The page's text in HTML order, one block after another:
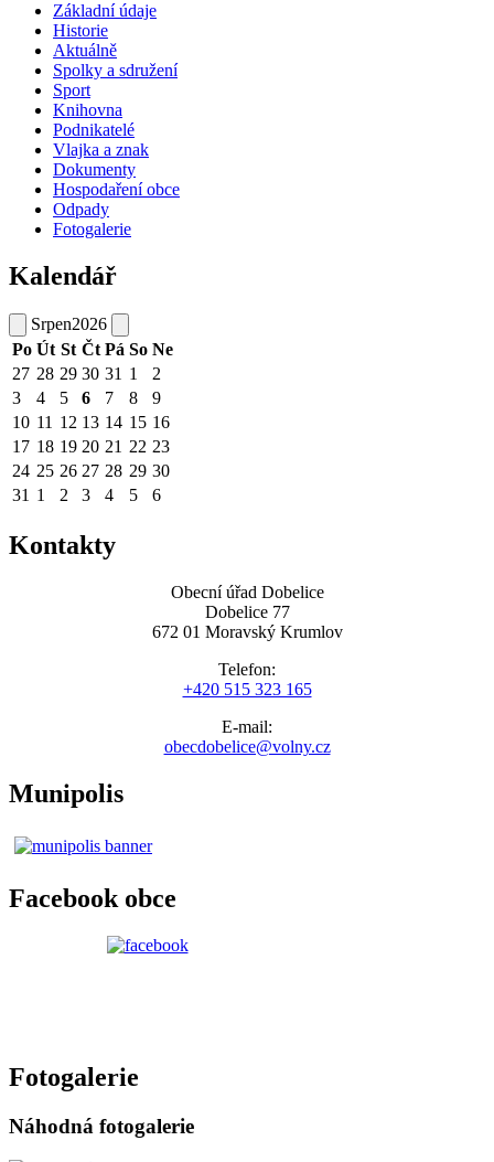
Základní údaje
Historie
Aktuálně
Spolky a sdružení
Sport
Knihovna
Podnikatelé
Vlajka a znak
Dokumenty
Hospodaření obce
Odpady
Fotogalerie
Kalendář
Srpen2026
Po Út St Čt Pá So Ne
27 28 29 30 31 1
2
3
4 5 6 7 8
9
10 11 12 13 14 15 16
17 18 19 20 21 22 23
24 25 26 27 28 29 30
31 1 2 3 4 5 6
Kontakty
Obecní úřad Dobelice
Dobelice 77
672 01 Moravský Krumlov
Telefon:
+420 515 323 165
E-mail:
obecdobelice@volny.cz
Munipolis
Facebook obce
Fotogalerie
Náhodná fotogalerie